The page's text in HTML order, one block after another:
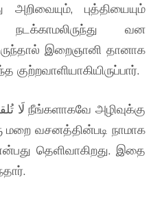
புத்தியையும்
வன
இறைஞானி தானாக
குற்றவாளியாகியிருப்பார்.
மறை வசனத்தின்படி நாமாக
தெளிவாகிறது. இதை